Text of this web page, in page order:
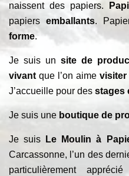
naissent des papiers.
papiers emballants.
forme.
Je suis un site de
vivantque l’on aime visiter
J’accueille pour des stages
Je suis une boutique de
Je suis Le Moulin à
Carcassonne, l’un des
particulièrement